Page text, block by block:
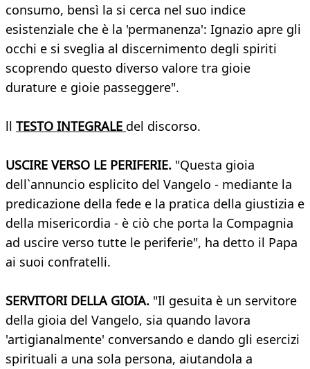
consumo, bensì la si cerca nel suo indice
esistenziale che è la 'permanenza': Ignazio apre gli
occhi e si sveglia al discernimento degli spiriti
scoprendo questo diverso valore tra gioie
durature e gioie passeggere".
ll TESTO INTEGRALE del discorso.
USCIRE VERSO LE PERIFERIE. "Questa gioia
dell`annuncio esplicito del Vangelo - mediante la
predicazione della fede e la pratica della giustizia e
della misericordia - è ciò che porta la Compagnia
ad uscire verso tutte le periferie", ha detto il Papa
ai suoi confratelli.
SERVITORI DELLA GIOIA. "Il gesuita è un servitore
della gioia del Vangelo, sia quando lavora
'artigianalmente' conversando e dando gli esercizi
spirituali a una sola persona, aiutandola a